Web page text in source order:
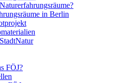
in Berlin
FÖJ?